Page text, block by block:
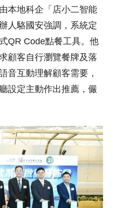
本地科企「店小二智能
人駱國安強調，系統定
QR Code點餐工具。他
顧客自行瀏覽餐牌及落
音互動理解顧客需要，
設定主動作出推薦，儼